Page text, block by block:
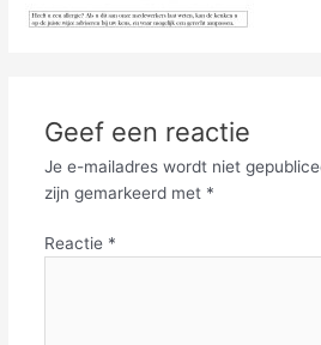
Geef een reactie
Je e-mailadres wordt niet
zijn gemarkeerd met *
Reactie *